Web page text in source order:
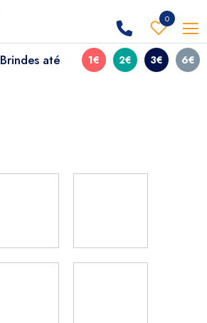
0
Brindes até 1€ 2€ 3€ 6€